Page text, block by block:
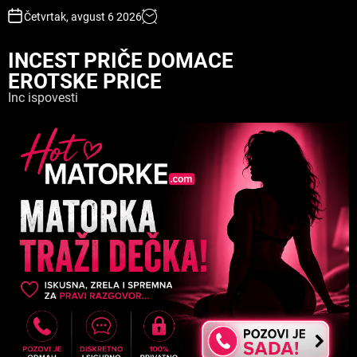
Četvrtak, avgust 6 2026
INCEST PRIČE DOMACE
EROTSKE PRICE
Inc ispovesti